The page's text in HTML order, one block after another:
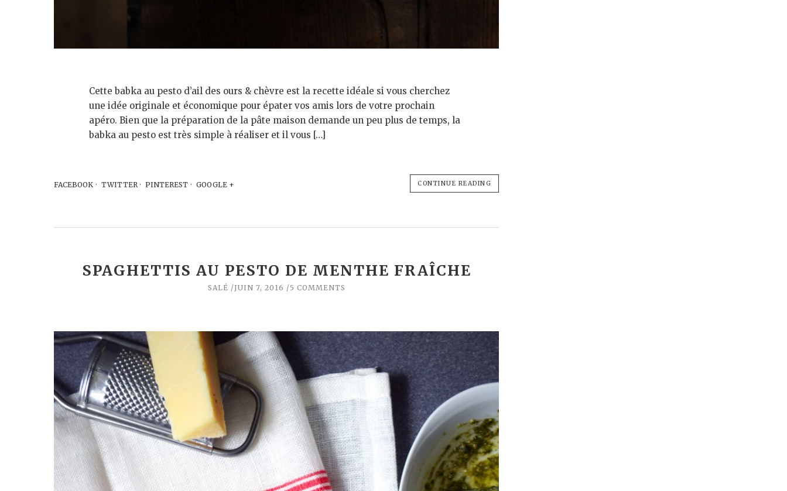
Cette babka au pesto d’ail des ours & chèvre est la recette idéale si vous cherchez
une idée originale et économique pour épater vos amis lors de votre prochain
apéro. Bien que la préparation de la pâte maison demande un peu plus de temps, la
babka au pesto est très simple à réaliser et il vous […]
CONTINUE READING
FACEBOOK TWITTER PINTEREST GOOGLE +
SPAGHETTIS AU PESTO DE MENTHE FRAÎCHE
SALÉ JUIN 7, 2016 5 COMMENTS